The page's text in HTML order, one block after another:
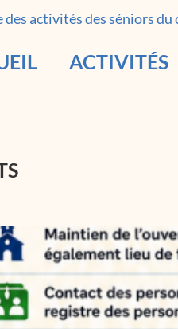
des activités des séniors
ACTIVITÉS